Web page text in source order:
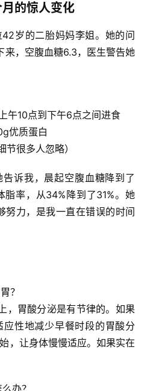
的惊人变化
岁的二胎妈妈李姐。她的问
来，空腹血糖6.3，医生警告她
午10点到下午6点之间进食
优质蛋白
节很多人忽略）
诉我，晨起空腹血糖降到了
率，从34%降到了31%。她
努力，是我一直在错误的时间
？
，胃酸分泌是有节律的。如果
性地减少早餐时段的胃酸分
，让身体慢慢适应。如果实在